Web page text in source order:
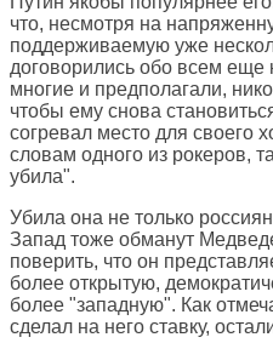
что, несмотря на
поддерживаемую уже
договорились обо всем еще
многие и предполагали,
чтобы ему снова
согревал место для своего
словам одного из рокеров,
убила".
Убила она не только
Запад тоже обманут
поверить, что он
более открытую,
более "западную". Как
сделал на него ставку,